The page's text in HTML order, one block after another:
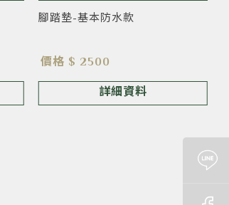
腳踏墊-基本防水款
價格 $ 2500
詳細資料